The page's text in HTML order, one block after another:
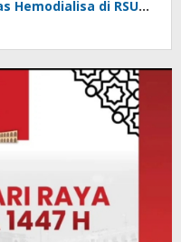
Hemodialisa di RSUD